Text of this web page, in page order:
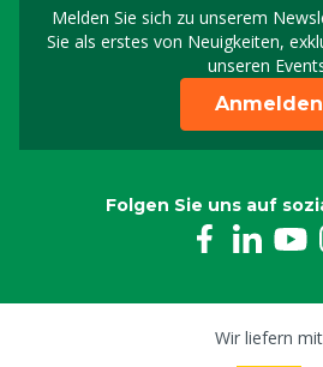
Melden Sie sich zu unserem
Sie als erstes von Neuigkeiten,
unseren
Anmelden
Folgen Sie uns auf
Wir liefern mit